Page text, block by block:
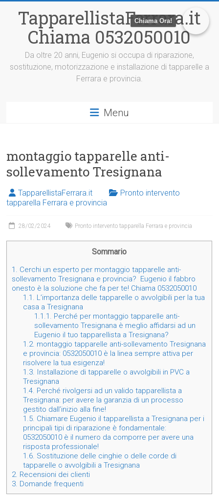
TapparellistaFerrara.it
Chiama 0532050010
Da oltre 20 anni, Eugenio si occupa di riparazione,
sostituzione, motorizzazione e installazione di tapparelle a
Ferrara e provincia.
Menu
montaggio tapparelle anti-
sollevamento Tresignana
TapparellistaFerrara.it
Pronto intervento
tapparella Ferrara e provincia
28/02/2024 Pronto intervento tapparella Ferrara e provincia
Sommario
1. Cerchi un esperto per montaggio tapparelle anti-
sollevamento Tresignana e provincia? Eugenio il fabbro
onesto è la soluzione che fa per te! Chiama 0532050010
1.1. L’importanza delle tapparelle o avvolgibili per la tua
casa a Tresignana
1.1.1. Perché per montaggio tapparelle anti-
sollevamento Tresignana è meglio affidarsi ad un
Eugenio il tuo tapparellista a Tresignana?
1.2. montaggio tapparelle anti-sollevamento Tresignana
e provincia: 0532050010 è la linea sempre attiva per
risolvere la tua esigenza!
1.3. Installazione di tapparelle o avvolgibili in PVC a
Tresignana
1.4. Perché rivolgersi ad un valido tapparellista a
Tresignana: per avere la garanzia di un processo
gestito dall’inizio alla fine!
1.5. Chiamare Eugenio il tapparellista a Tresignana per i
principali tipi di riparazione è fondamentale:
0532050010 è il numero da comporre per avere una
risposta professionale!
1.6. Sostituzione delle cinghie o delle corde di
tapparelle o avvolgibili a Tresignana
2. Recensioni dei clienti
3. Domande frequenti
Chiama Ora!